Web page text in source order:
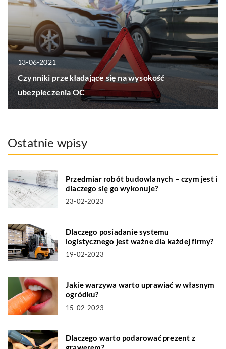
13-06-2021
Czynniki przekładające się na wysokość
ubezpieczenia OC
Ostatnie wpisy
Przedmiar robót budowlanych – czym jest i
dlaczego się go wykonuje?
23-02-2023
Dlaczego posiadanie systemu
logistycznego jest ważne dla każdej firmy?
19-02-2023
Jakie warzywa warto uprawiać w własnym
ogródku?
15-02-2023
Dlaczego warto podarować prezent z